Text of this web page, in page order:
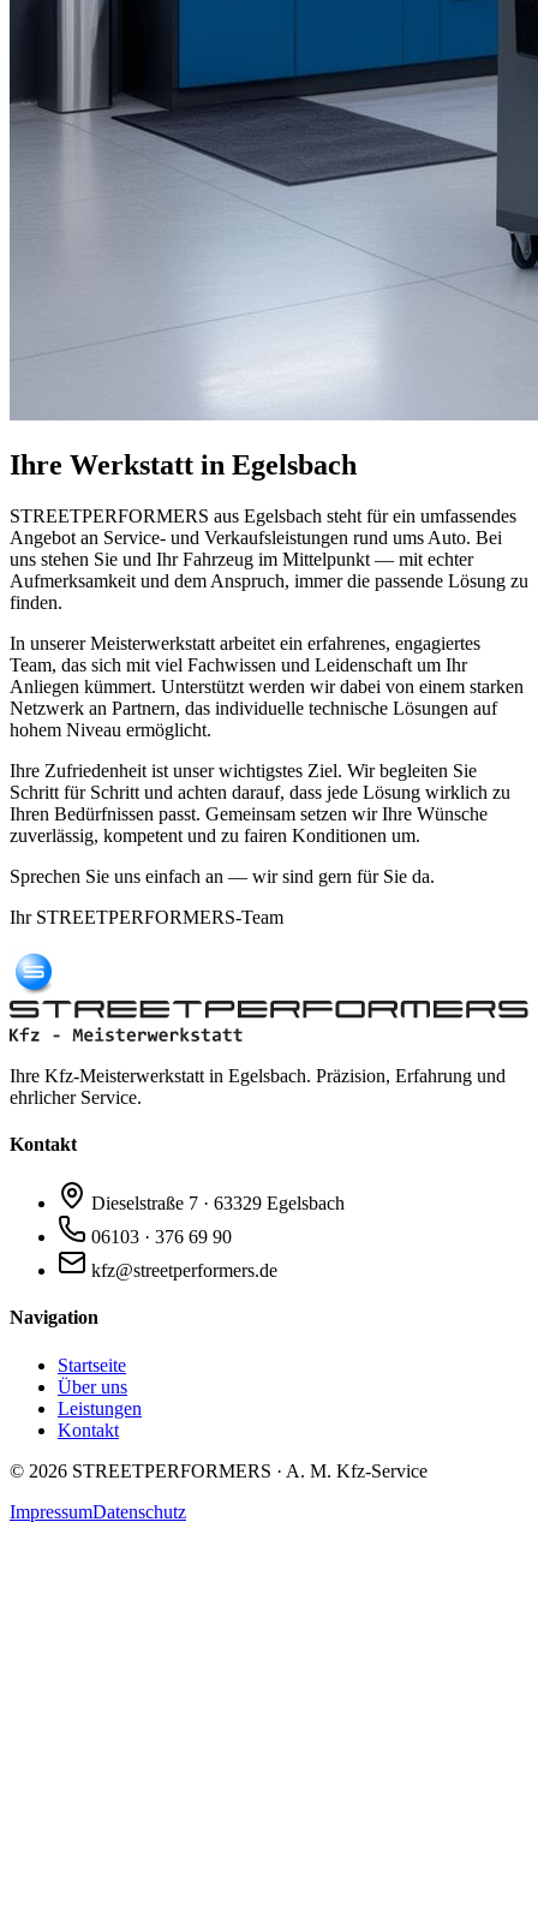
Ihre Werkstatt in Egelsbach
STREETPERFORMERS aus Egelsbach steht für ein umfassendes
Angebot an Service- und Verkaufsleistungen rund ums Auto. Bei
uns stehen Sie und Ihr Fahrzeug im Mittelpunkt — mit echter
Aufmerksamkeit und dem Anspruch, immer die passende Lösung zu
finden.
In unserer Meisterwerkstatt arbeitet ein erfahrenes, engagiertes
Team, das sich mit viel Fachwissen und Leidenschaft um Ihr
Anliegen kümmert. Unterstützt werden wir dabei von einem starken
Netzwerk an Partnern, das individuelle technische Lösungen auf
hohem Niveau ermöglicht.
Ihre Zufriedenheit ist unser wichtigstes Ziel. Wir begleiten Sie
Schritt für Schritt und achten darauf, dass jede Lösung wirklich zu
Ihren Bedürfnissen passt. Gemeinsam setzen wir Ihre Wünsche
zuverlässig, kompetent und zu fairen Konditionen um.
Sprechen Sie uns einfach an — wir sind gern für Sie da.
Ihr STREETPERFORMERS-Team
Ihre Kfz-Meisterwerkstatt in Egelsbach. Präzision, Erfahrung und
ehrlicher Service.
Kontakt
Dieselstraße 7 · 63329 Egelsbach
06103 · 376 69 90
kfz@streetperformers.de
Navigation
Startseite
Über uns
Leistungen
Kontakt
© 2026 STREETPERFORMERS · A. M. Kfz-Service
ImpressumDatenschutz